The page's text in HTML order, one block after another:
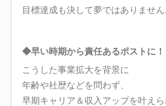
目標達成も決して夢ではありません
◆早い時期から責任あるポストに！
こうした事業拡大を背景に
年齢や社歴などを問わず、
早期キャリア＆収入アップを叶えら